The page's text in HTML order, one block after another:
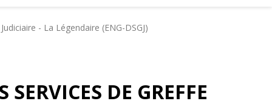
- La Légendaire (ENG-DSGJ)
DE GREFFE